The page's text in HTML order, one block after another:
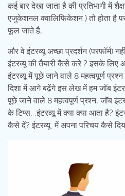
कई बार देखा जाता है की प्रतिभागी में
एजुकेशनल क्वालिफिकेशन ) तो होता है
फूल जाते है,
और वे इंटरव्यू अच्छा प्रदर्शन (परफॉर्म)
इंटरव्यू की तैयारी कैसे करे ? इसके लिए
इंटरव्यू में पूछे जाने वाले 8 महत्वपूर्ण
दिशा में आगे बढ़ेंगे इस लेख में हम जॉब
पूछे जाने वाले 8 महत्वपूर्ण प्रश्न, जॉब
के टिप्स, ,इंटरव्यू में क्या क्या आता है?
कैसे दें? इंटरव्यू में अपना परिचय कैसे